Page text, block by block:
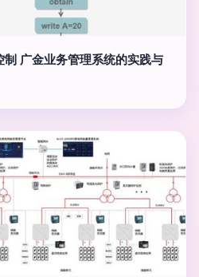
广金业务管理系统的实践与